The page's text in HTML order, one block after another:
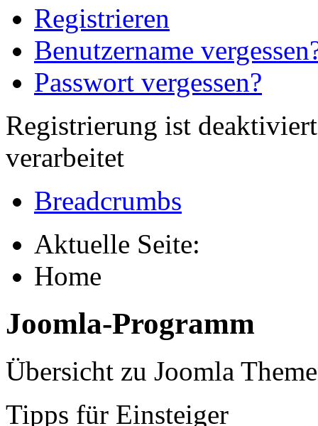
Registrieren
Benutzername
Passwort vergessen?
Registrierung ist
verarbeitet
Breadcrumbs
Aktuelle Seite:
Home
Joomla-Programm
Übersicht zu Joomla
Tipps für Einsteiger